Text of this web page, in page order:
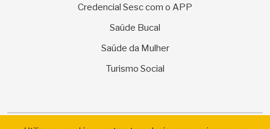
Credencial Sesc com o APP
Saúde Bucal
Saúde da Mulher
Turismo Social